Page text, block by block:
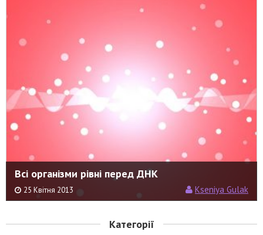
Всі організми рівні перед ДНК
25 Квітня 2013 Kseniya Gulak
Категорії